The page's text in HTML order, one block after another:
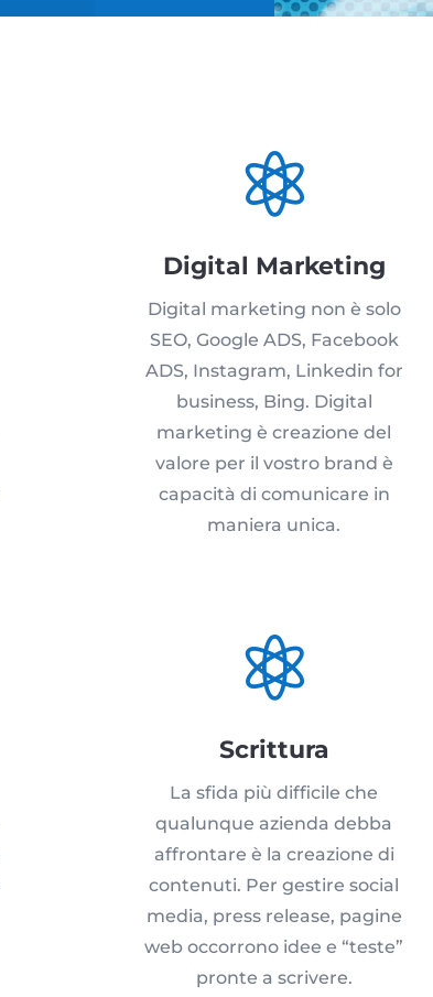

Digital Marketing
Digital marketing non è solo
SEO, Google ADS, Facebook
ADS, Instagram, Linkedin for
business, Bing. Digital
marketing è creazione del
valore per il vostro brand è
capacità di comunicare in
maniera unica.

Scrittura
La sfida più difficile che
qualunque azienda debba
affrontare è la creazione di
contenuti. Per gestire social
media, press release, pagine
web occorrono idee e “teste”
pronte a scrivere.